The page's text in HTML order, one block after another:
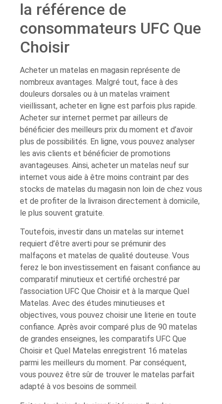
la référence de
consommateurs UFC Que
Choisir
Acheter un matelas en magasin représente de
nombreux avantages. Malgré tout, face à des
douleurs dorsales ou à un matelas vraiment
vieillissant, acheter en ligne est parfois plus rapide.
Acheter sur internet permet par ailleurs de
bénéficier des meilleurs prix du moment et d’avoir
plus de possibilités. En ligne, vous pouvez analyser
les avis clients et bénéficier de promotions
avantageuses. Ainsi, acheter un matelas neuf sur
internet vous aide à être moins contraint par des
stocks de matelas du magasin non loin de chez vous
et de profiter de la livraison directement à domicile,
le plus souvent gratuite.
Toutefois, investir dans un matelas sur internet
requiert d’être averti pour se prémunir des
malfaçons et matelas de qualité douteuse. Vous
ferez le bon investissement en faisant confiance au
comparatif minutieux et certifié orchestré par
l’association UFC Que Choisir et à la marque Quel
Matelas. Avec des études minutieuses et
objectives, vous pouvez choisir une literie en toute
confiance. Après avoir comparé plus de 90 matelas
de grandes enseignes, les comparatifs UFC Que
Choisir et Quel Matelas enregistrent 16 matelas
parmi les meilleurs du moment. Par conséquent,
vous pouvez être sûr de trouver le matelas parfait
adapté à vos besoins de sommeil.